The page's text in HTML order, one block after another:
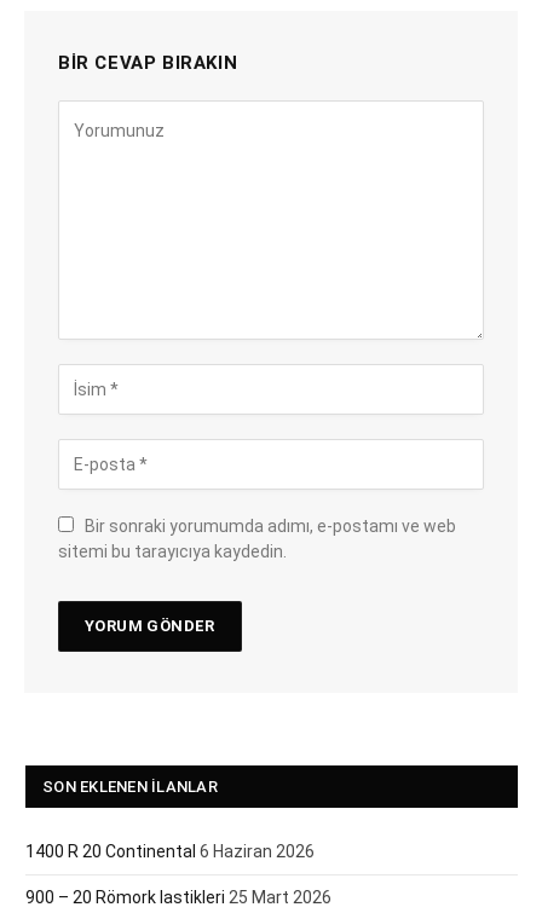
BIR CEVAP BIRAKIN
Bir sonraki yorumumda adımı, e-postamı ve web
sitemi bu tarayıcıya kaydedin.
SON EKLENEN İLANLAR
1400 R 20 Continental 6 Haziran 2026
900 – 20 Römork lastikleri 25 Mart 2026